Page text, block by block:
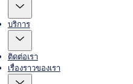
บริการ
ติดต่อเรา
เรื่องราวของเรา